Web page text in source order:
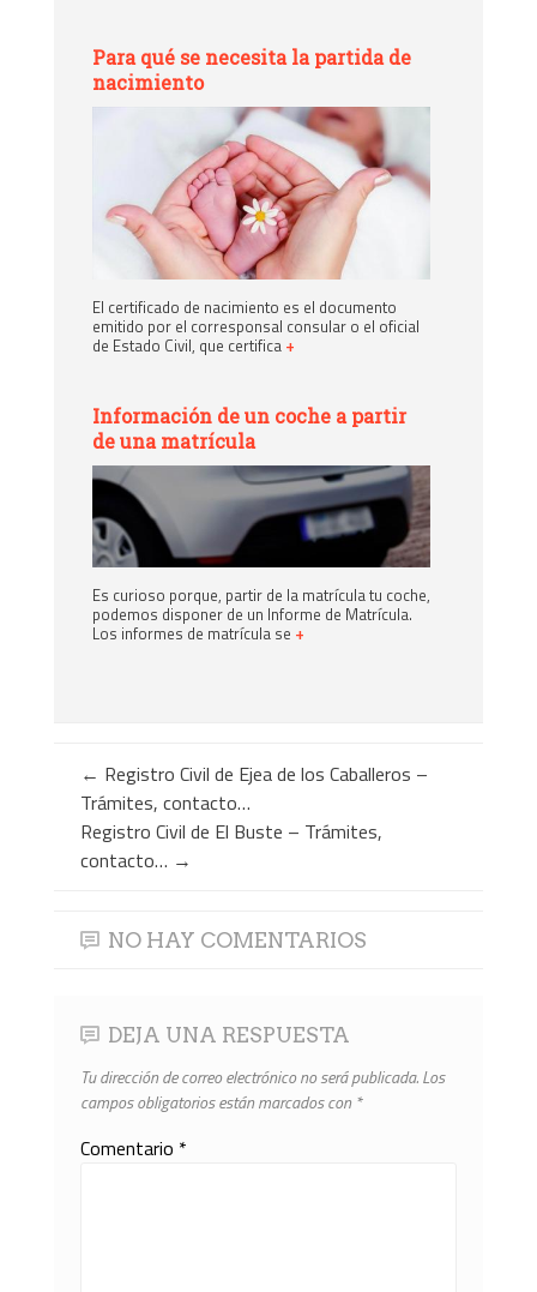
Para qué se necesita la partida de
nacimiento
El certificado de nacimiento es el documento
emitido por el corresponsal consular o el oficial
de Estado Civil, que certifica +
Información de un coche a partir
de una matrícula
Es curioso porque, partir de la matrícula tu coche,
podemos disponer de un Informe de Matrícula.
Los informes de matrícula se +
← Registro Civil de Ejea de los Caballeros –
Trámites, contacto…
Registro Civil de El Buste – Trámites,
contacto… →
NO HAY COMENTARIOS
DEJA UNA RESPUESTA
Tu dirección de correo electrónico no será publicada.Los
campos obligatorios están marcados con *
Comentario *